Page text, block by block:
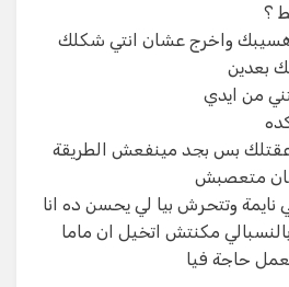
؟
هسيبك واخرج عشان انتي شكلك
بعدين
من ايدي
بس بجد مينفعش الطريقة
متعصبش
وتتحرش بيا لي يحسن ده انا
مكنتش اتخيل ان ماما
حاجة فيا